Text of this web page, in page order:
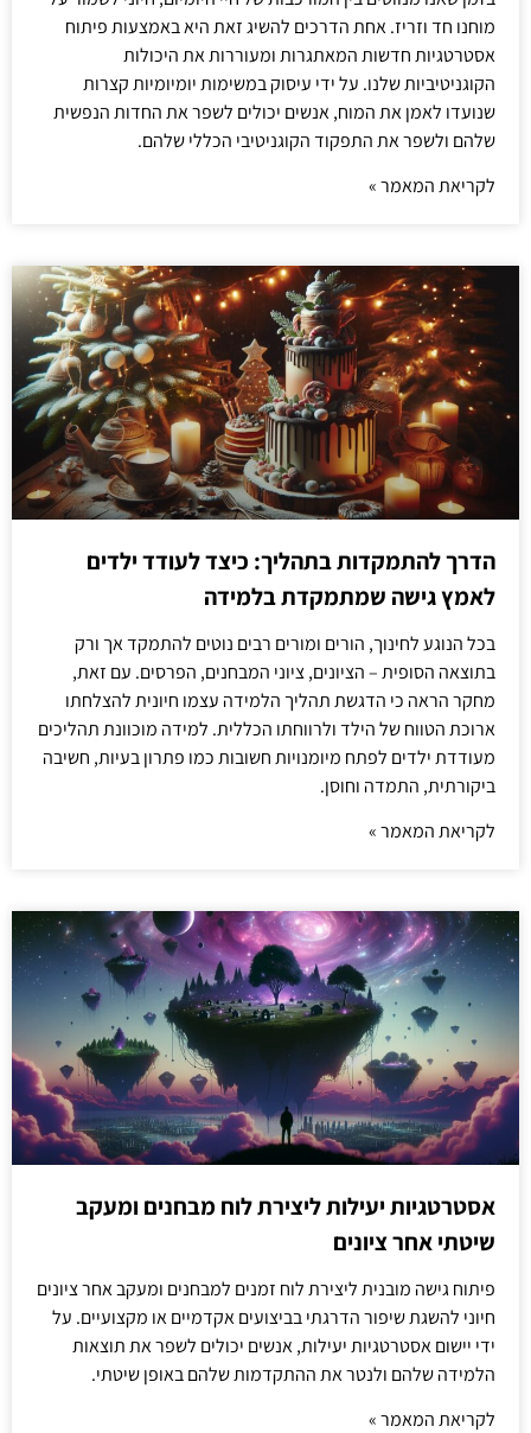
מוחנו חד וזריז. אחת הדרכים להשיג זאת היא באמצעות פיתוח
אסטרטגיות חדשות המאתגרות ומעוררות את היכולות
הקוגניטיביות שלנו. על ידי עיסוק במשימות יומיומיות קצרות
שנועדו לאמן את המוח, אנשים יכולים לשפר את החדות הנפשית
שלהם ולשפר את התפקוד הקוגניטיבי הכללי שלהם.
לקריאת המאמר »
הדרך להתמקדות בתהליך: כיצד לעודד ילדים
לאמץ גישה שמתמקדת בלמידה
בכל הנוגע לחינוך, הורים ומורים רבים נוטים להתמקד אך ורק
בתוצאה הסופית – הציונים, ציוני המבחנים, הפרסים. עם זאת,
מחקר הראה כי הדגשת תהליך הלמידה עצמו חיונית להצלחתו
ארוכת הטווח של הילד ולרווחתו הכללית. למידה מוכוונת תהליכים
מעודדת ילדים לפתח מיומנויות חשובות כמו פתרון בעיות, חשיבה
ביקורתית, התמדה וחוסן.
לקריאת המאמר »
אסטרטגיות יעילות ליצירת לוח מבחנים ומעקב
שיטתי אחר ציונים
פיתוח גישה מובנית ליצירת לוח זמנים למבחנים ומעקב אחר ציונים
חיוני להשגת שיפור הדרגתי בביצועים אקדמיים או מקצועיים. על
ידי יישום אסטרטגיות יעילות, אנשים יכולים לשפר את תוצאות
הלמידה שלהם ולנטר את ההתקדמות שלהם באופן שיטתי.
לקריאת המאמר »